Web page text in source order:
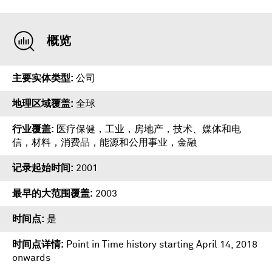
概览
主要实体类型 公司
地理区域覆盖 全球
行业覆盖
医疗保健，工业，房地产，技术、媒体和电
信，材料，消费品，能源和公用事业，金融
记录起始时间 2001
最早的大范围覆盖 2003
时间点 是
时间点详情
Point in Time history starting April 14, 2018
onwards